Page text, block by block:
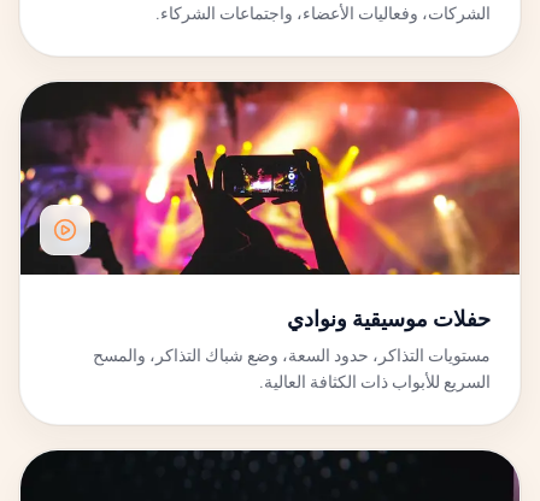
الشركات، وفعاليات الأعضاء، واجتماعات الشركاء.
حفلات موسيقية ونوادي
مستويات التذاكر، حدود السعة، وضع شباك التذاكر، والمسح
السريع للأبواب ذات الكثافة العالية.